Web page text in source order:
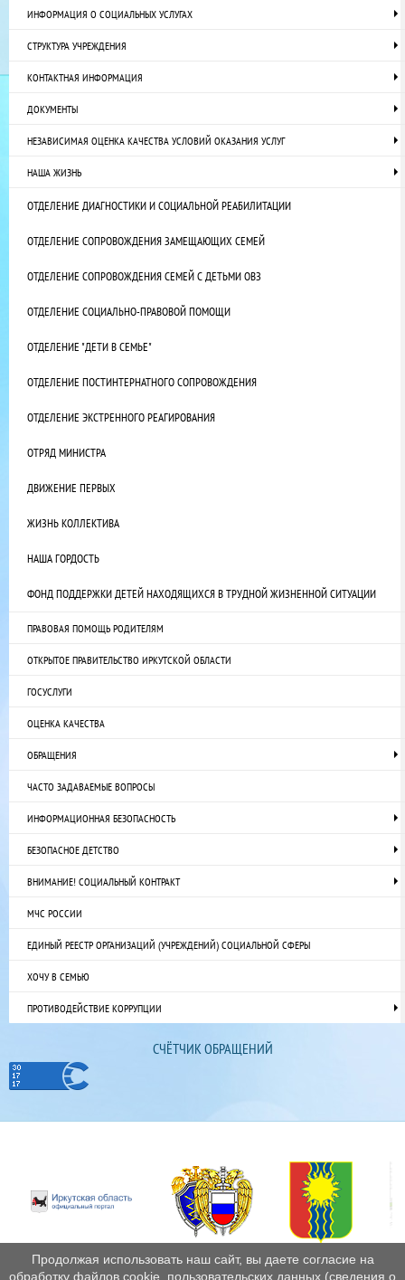
ИНФОРМАЦИЯ О СОЦИАЛЬНЫХ УСЛУГАХ
СТРУКТУРА УЧРЕЖДЕНИЯ
КОНТАКТНАЯ ИНФОРМАЦИЯ
ДОКУМЕНТЫ
НЕЗАВИСИМАЯ ОЦЕНКА КАЧЕСТВА УСЛОВИЙ ОКАЗАНИЯ УСЛУГ
НАША ЖИЗНЬ
ОТДЕЛЕНИЕ ДИАГНОСТИКИ И СОЦИАЛЬНОЙ РЕАБИЛИТАЦИИ
ОТДЕЛЕНИЕ СОПРОВОЖДЕНИЯ ЗАМЕЩАЮЩИХ СЕМЕЙ
ОТДЕЛЕНИЕ СОПРОВОЖДЕНИЯ СЕМЕЙ С ДЕТЬМИ ОВЗ
ОТДЕЛЕНИЕ СОЦИАЛЬНО-ПРАВОВОЙ ПОМОЩИ
ОТДЕЛЕНИЕ "ДЕТИ В СЕМЬЕ"
ОТДЕЛЕНИЕ ПОСТИНТЕРНАТНОГО СОПРОВОЖДЕНИЯ
ОТДЕЛЕНИЕ ЭКСТРЕННОГО РЕАГИРОВАНИЯ
ОТРЯД МИНИСТРА
ДВИЖЕНИЕ ПЕРВЫХ
ЖИЗНЬ КОЛЛЕКТИВА
НАША ГОРДОСТЬ
ФОНД ПОДДЕРЖКИ ДЕТЕЙ НАХОДЯЩИХСЯ В ТРУДНОЙ ЖИЗНЕННОЙ СИТУАЦИИ
ПРАВОВАЯ ПОМОЩЬ РОДИТЕЛЯМ
ОТКРЫТОЕ ПРАВИТЕЛЬСТВО ИРКУТСКОЙ ОБЛАСТИ
ГОСУСЛУГИ
ОЦЕНКА КАЧЕСТВА
ОБРАЩЕНИЯ
ЧАСТО ЗАДАВАЕМЫЕ ВОПРОСЫ
ИНФОРМАЦИОННАЯ БЕЗОПАСНОСТЬ
БЕЗОПАСНОЕ ДЕТСТВО
ВНИМАНИЕ! СОЦИАЛЬНЫЙ КОНТРАКТ
МЧС РОССИИ
ЕДИНЫЙ РЕЕСТР ОРГАНИЗАЦИЙ (УЧРЕЖДЕНИЙ) СОЦИАЛЬНОЙ СФЕРЫ
ХОЧУ В СЕМЬЮ
ПРОТИВОДЕЙСТВИЕ КОРРУПЦИИ
СЧЁТЧИК ОБРАЩЕНИЙ
Продолжая использовать наш сайт, вы даете согласие на
обработку файлов cookie, пользовательских данных (сведения о